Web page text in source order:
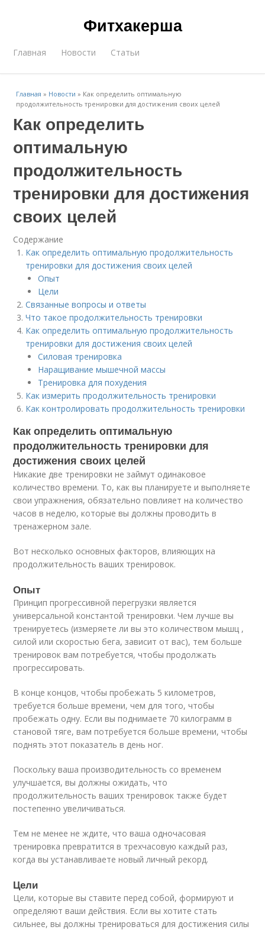
Фитхакерша
Главная Новости Статьи
Главная » Новости » Как определить оптимальную
продолжительность тренировки для достижения своих целей
Как определить
оптимальную
продолжительность
тренировки для достижения
своих целей
Содержание
Как определить оптимальную продолжительность
тренировки для достижения своих целей
Опыт
Цели
Связанные вопросы и ответы
Что такое продолжительность тренировки
Как определить оптимальную продолжительность
тренировки для достижения своих целей
Силовая тренировка
Наращивание мышечной массы
Тренировка для похудения
Как измерить продолжительность тренировки
Как контролировать продолжительность тренировки
Как определить оптимальную
продолжительность тренировки для
достижения своих целей
Никакие две тренировки не займут одинаковое
количество времени. То, как вы планируете и выполняете
свои упражнения, обязательно повлияет на количество
часов в неделю, которые вы должны проводить в
тренажерном зале.
Вот несколько основных факторов, влияющих на
продолжительность ваших тренировок.
Опыт
Принцип прогрессивной перегрузки является
универсальной константой тренировки. Чем лучше вы
тренируетесь (измеряете ли вы это количеством мышц ,
силой или скоростью бега, зависит от вас), тем больше
тренировок вам потребуется, чтобы продолжать
прогрессировать.
В конце концов, чтобы пробежать 5 километров,
требуется больше времени, чем для того, чтобы
пробежать одну. Если вы поднимаете 70 килограмм в
становой тяге, вам потребуется больше времени, чтобы
поднять этот показатель в день ног.
Поскольку ваша производительность со временем
улучшается, вы должны ожидать, что
продолжительность ваших тренировок также будет
постепенно увеличиваться.
Тем не менее не ждите, что ваша одночасовая
тренировка превратится в трехчасовую каждый раз,
когда вы устанавливаете новый личный рекорд.
Цели
Цели, которые вы ставите перед собой, формируют и
определяют ваши действия. Если вы хотите стать
сильнее, вы должны тренироваться для достижения силы